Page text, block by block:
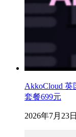
AkkoCloud
套餐699元
2026年7月23日